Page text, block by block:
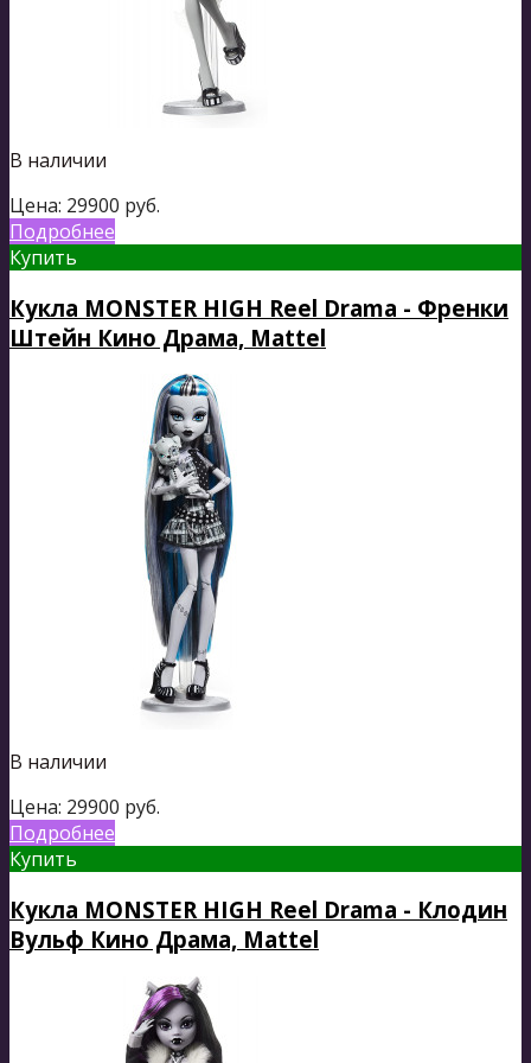
В наличии
Цена: 29900 руб.
Подробнее
Купить
Кукла MONSTER HIGH Reel Drama - Френки
Штейн Кино Драма, Mattel
В наличии
Цена: 29900 руб.
Подробнее
Купить
Кукла MONSTER HIGH Reel Drama - Клодин
Вульф Кино Драма, Mattel